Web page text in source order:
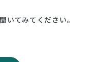
いてみてください。